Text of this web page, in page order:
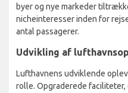
byer og nye markeder
nicheinteresser inden for
antal passagerer.
Udvikling af
Lufthavnens udviklende
rolle. Opgraderede